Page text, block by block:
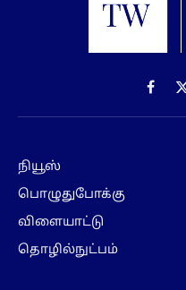
நியூஸ்
பொழுதுபோக்கு
விளையாட்டு
தொழில்நுட்பம்